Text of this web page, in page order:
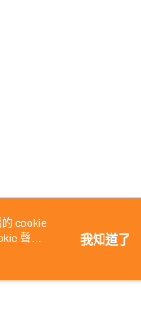
cookie
聲明
我知道了